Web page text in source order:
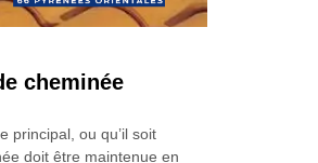
cheminée
principal, ou qu’il soit
doit être maintenue en